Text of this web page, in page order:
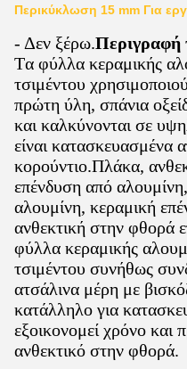
Περικύκλωση 15 mm Για
- Δεν ξέρω.Περιγραφή
Τα φύλλα κεραμικής
τσιμέντου
πρώτη ύλη, σπάνια
και καλκύνονται σε
είναι κατασκευασμένα
κορούντιο.Πλάκα,
επένδυση από
αλουμίνη, κεραμική
ανθεκτική στην φθορά
φύλλα κεραμικής
τσιμέντου συνήθως
ατσάλινα μέρη με
κατάλληλο για
εξοικονομεί χρόνο και
ανθεκτικό στην φθορά.